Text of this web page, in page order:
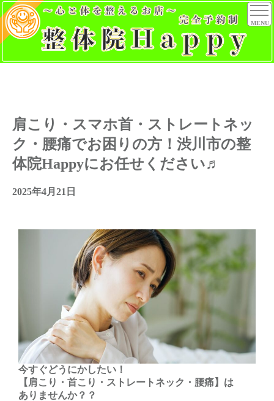
MENU
肩こり・スマホ首・ストレートネッ
ク・腰痛でお困りの方！渋川市の整
体院Happyにお任せください♬
2025年4月21日
今すぐどうにかしたい！
【肩こり・首こり・ストレートネック・腰痛】は
ありませんか？？